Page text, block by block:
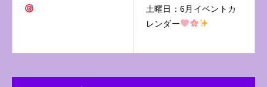
土曜日：6月イベントカ
レンダー